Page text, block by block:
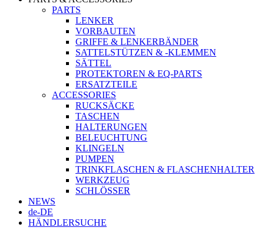
PARTS
LENKER
VORBAUTEN
GRIFFE & LENKERBÄNDER
SATTELSTÜTZEN & -KLEMMEN
SÄTTEL
PROTEKTOREN & EQ-PARTS
ERSATZTEILE
ACCESSORIES
RUCKSÄCKE
TASCHEN
HALTERUNGEN
BELEUCHTUNG
KLINGELN
PUMPEN
TRINKFLASCHEN & FLASCHENHALTER
WERKZEUG
SCHLÖSSER
NEWS
de-DE
HÄNDLERSUCHE